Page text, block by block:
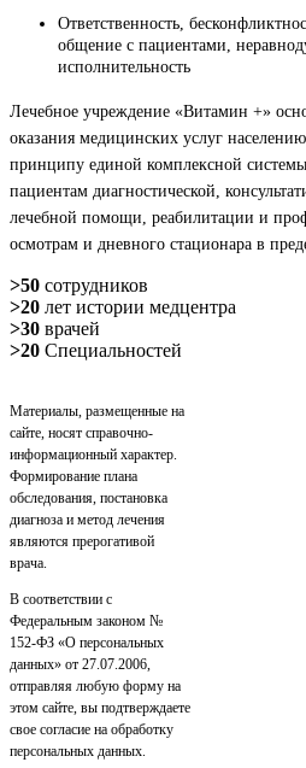
Ответственность,
общение с пациентами,
исполнительность
Лечебное учреждение «Витамин +»
оказания медицинских услуг
принципу единой комплексной
пациентам диагностической,
лечебной помощи, реабилитации и
осмотрам и дневного стационара в
>50 сотрудников
>20 лет истории медцентра
>30 врачей
>20 Специальностей
Материалы, размещенные на
сайте, носят справочно-
информационный характер.
Формирование плана
обследования, постановка
диагноза и метод лечения
являются прерогативой
врача.
В соответствии с
Федеральным законом №
152-ФЗ «О персональных
данных» от 27.07.2006,
отправляя любую форму на
этом сайте, вы подтверждаете
свое согласие на обработку
персональных данных.